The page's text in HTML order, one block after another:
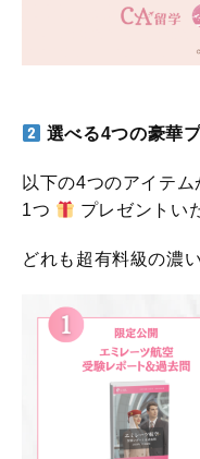
選べる4つの豪華
以下の4つのアイテ
1つ
プレゼントい
どれも超有料級の濃